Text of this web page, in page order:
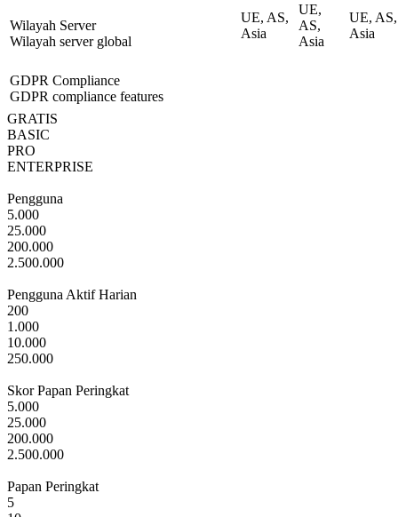
Wilayah Server
Wilayah server global
UE, AS,
Asia
UE,
AS,
Asia
UE, AS,
Asia
GDPR Compliance
GDPR compliance features
GRATIS
BASIC
PRO
ENTERPRISE
Pengguna
5.000
25.000
200.000
2.500.000
Jumlah maksimum pengguna yang dapat didukung oleh aplikasi
Anda.
Pengguna Aktif Harian
200
1.000
10.000
250.000
Perkiraan pengguna aktif harian berdasarkan ~72 permintaan API
per hari per pengguna. Game umumnya rata-rata 40-50 permintaan
per hari, sehingga game yang dioptimalkan dengan baik dapat
mendukung jauh lebih banyak pengguna harian dalam batas rate
kapasitas rate limit dari paket Anda.
Skor Papan Peringkat
5.000
25.000
200.000
2.500.000
Setiap pengguna dapat memiliki satu skor per papan peringkat.
Papan Peringkat
5